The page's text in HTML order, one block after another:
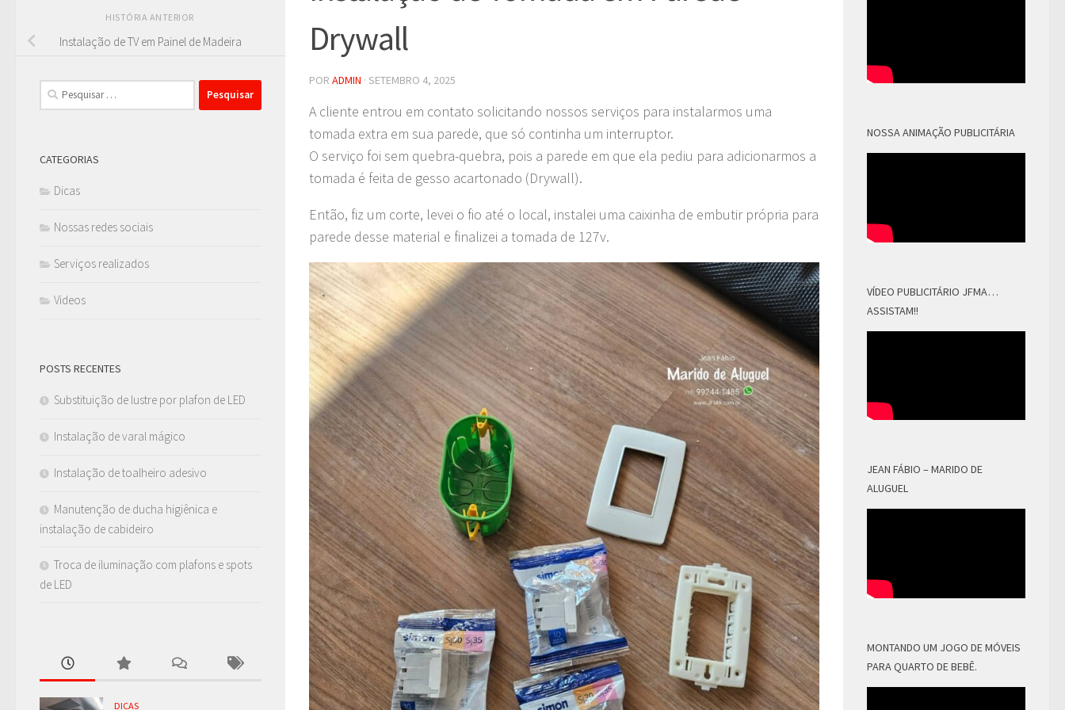
Drywall
POR ADMIN · SETEMBRO 4, 2025
A cliente entrou em contato solicitando nossos serviços para instalarmos uma
tomada extra em sua parede, que só continha um interruptor.
O serviço foi sem quebra-quebra, pois a parede em que ela pediu para adicionarmos a
tomada é feita de gesso acartonado (Drywall).
Então, fiz um corte, levei o fio até o local, instalei uma caixinha de embutir própria para
parede desse material e finalizei a tomada de 127v.
HISTÓRIA ANTERIOR
Instalação de TV em Painel de Madeira
Pesquisar
por:
CATEGORIAS
Dicas
Nossas redes sociais
Serviços realizados
Videos
POSTS RECENTES
Substituição de lustre por plafon de LED
Instalação de varal mágico
Instalação de toalheiro adesivo
Manutenção de ducha higiênica e
instalação de cabideiro
Troca de iluminação com plafons e spots
de LED
DICAS
NOSSA ANIMAÇÃO PUBLICITÁRIA
VÍDEO PUBLICITÁRIO JFMA…
ASSISTAM!!
JEAN FÁBIO – MARIDO DE
ALUGUEL
MONTANDO UM JOGO DE MÓVEIS
PARA QUARTO DE BEBÊ.